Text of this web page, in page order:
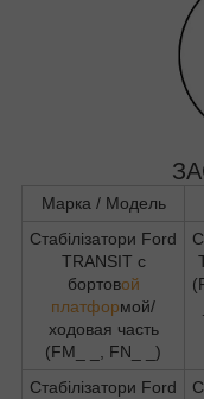
Марка / Модель
Стабілізатори Ford
TRANSIT c
бортовой
платформой/
ходовая часть
(FM_ _, FN_ _)
Стабілізатори Ford